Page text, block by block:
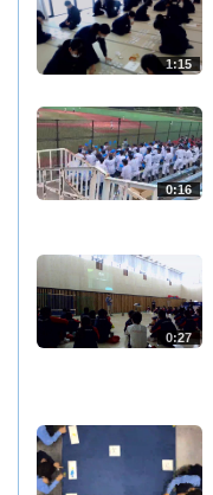
1:15
0:16
0:27